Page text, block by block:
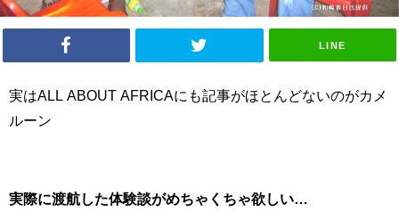
LINE
実はALL ABOUT AFRICAにも記事がほとんどないのがカメ
ルーン
実際に渡航した体験談がめちゃくちゃ欲しい…